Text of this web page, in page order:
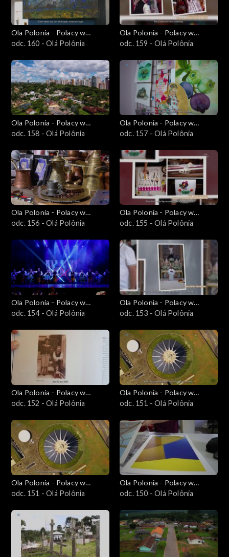
Ola Polonia - Polacy w
Brazylii i Ameryce
odc. 160 - Olá Polônia
Ola Polonia - Polacy w
Brazylii i Ameryce
odc. 159 - Olá Polônia
Ola Polonia - Polacy w
Brazylii i Ameryce
odc. 158 - Olá Polônia
Ola Polonia - Polacy w
Brazylii i Ameryce
odc. 157 - Olá Polônia
Ola Polonia - Polacy w
Brazylii i Ameryce
odc. 156 - Olá Polônia
Ola Polonia - Polacy w
Brazylii i Ameryce
odc. 155 - Olá Polônia
Ola Polonia - Polacy w
Brazylii i Ameryce
odc. 154 - Olá Polônia
Ola Polonia - Polacy w
Brazylii i Ameryce
odc. 153 - Olá Polônia
Ola Polonia - Polacy w
Brazylii i Ameryce
odc. 152 - Olá Polônia
Ola Polonia - Polacy w
Brazylii i Ameryce
odc. 151 - Olá Polônia
Ola Polonia - Polacy w
Brazylii i Ameryce
odc. 151 - Olá Polônia
Ola Polonia - Polacy w
Brazylii i Ameryce
odc. 150 - Olá Polônia